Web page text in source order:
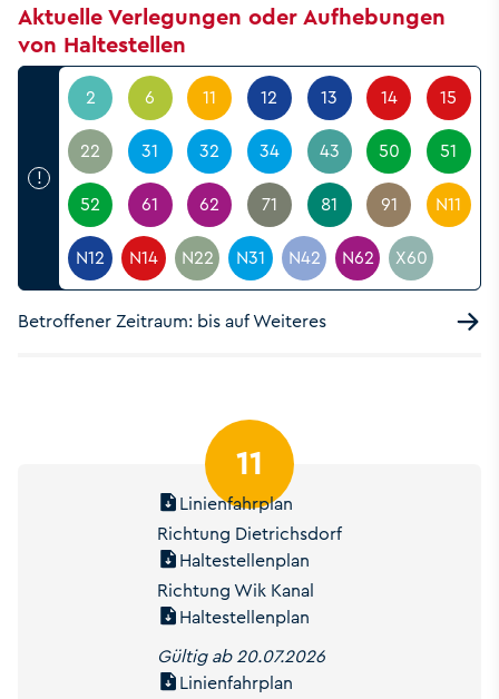
Aktuelle Verlegungen oder Aufhebungen
von Haltestellen
!
2 6 11 12 13 14 15
22 31 32 34 43 50 51
52 61 62 71 81 91 N11
N12 N14 N22 N31 N42 N62 X60
Betroffener Zeitraum: bis auf Weiteres
11
Linienfahrplan
Richtung Dietrichsdorf
Haltestellenplan
Richtung Wik Kanal
Haltestellenplan
Gültig ab 20.07.2026
Linienfahrplan